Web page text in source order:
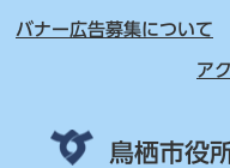
バナー広告募集について
ア
鳥栖市役